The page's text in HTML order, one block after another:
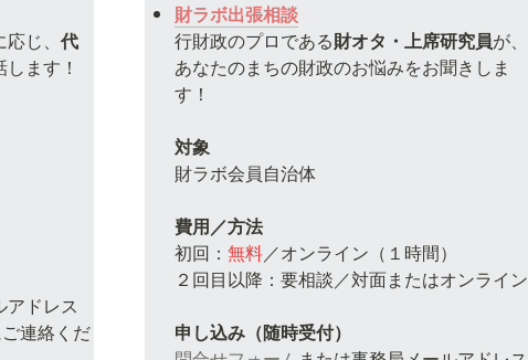
応じ、代
ます！
アドレス
連絡くだ
財ラボ出張相談
行財政のプロである財オタ・上席研究員が、
あなたのまちの財政のお悩みをお聞きしま
す！
財ラボ会員自治体
費用／方法
初回：無料／オンライン（１時間）
２回目以降：要相談／対面またはオンライン